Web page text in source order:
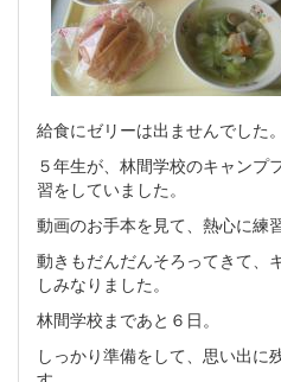
給食にゼリーは出ませんでした。
５年生が、林間学校のキャンプ
習をしていました。
動画のお手本を見て、熱心に練
動きもだんだんそろってきて、
しみなりました。
林間学校まであと６日。
しっかり準備をして、思い出に